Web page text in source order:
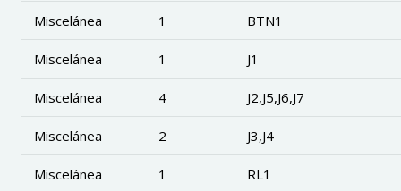
Miscelánea 1 BTN1
Miscelánea 1 J1
Miscelánea 4 J2,J5,J6,J7
Miscelánea 2 J3,J4
Miscelánea 1 RL1